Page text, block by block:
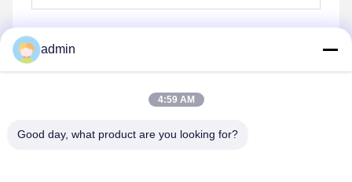
admin
4:59 AM
Good day, what product are you looking for?